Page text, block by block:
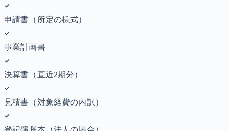
申請書（所定の様式）
事業計画書
決算書（直近2期分）
見積書（対象経費の内訳）